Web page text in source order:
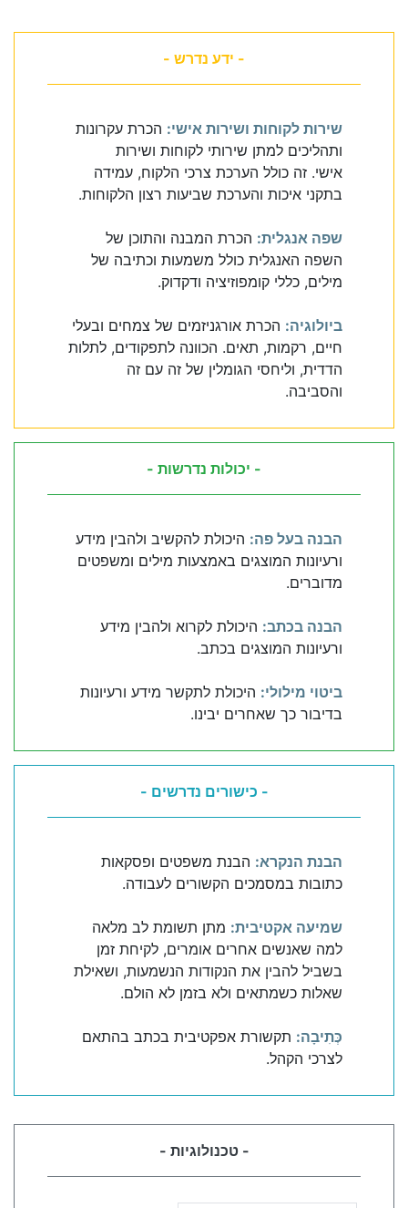
- ידע נדרש -
שירות לקוחות ושירות אישי: הכרת עקרונות
ותהליכים למתן שירותי לקוחות ושירות
אישי. זה כולל הערכת צרכי הלקוח, עמידה
בתקני איכות והערכת שביעות רצון הלקוחות.
שפה אנגלית: הכרת המבנה והתוכן של
השפה האנגלית כולל משמעות וכתיבה של
מילים, כללי קומפוזיציה ודקדוק.
ביולוגיה: הכרת אורגניזמים של צמחים ובעלי
חיים, רקמות, תאים. הכוונה לתפקודים, לתלות
הדדית, וליחסי הגומלין של זה עם זה
והסביבה.
- יכולות נדרשות -
הבנה בעל פה: היכולת להקשיב ולהבין מידע
ורעיונות המוצגים באמצעות מילים ומשפטים
מדוברים.
הבנה בכתב: היכולת לקרוא ולהבין מידע
ורעיונות המוצגים בכתב.
ביטוי מילולי: היכולת לתקשר מידע ורעיונות
בדיבור כך שאחרים יבינו.
- כישורים נדרשים -
הבנת הנקרא: הבנת משפטים ופסקאות
כתובות במסמכים הקשורים לעבודה.
שמיעה אקטיבית: מתן תשומת לב מלאה
למה שאנשים אחרים אומרים, לקיחת זמן
בשביל להבין את הנקודות הנשמעות, ושאילת
שאלות כשמתאים ולא בזמן לא הולם.
כְּתִיבָה: תקשורת אפקטיבית בכתב בהתאם
לצרכי הקהל.
- טכנולוגיות -